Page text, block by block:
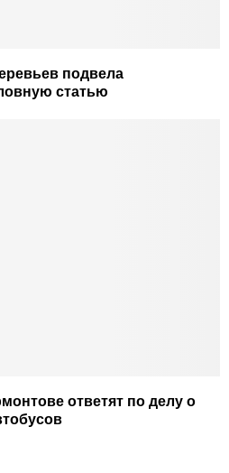
подвела
статью
ответят по делу о